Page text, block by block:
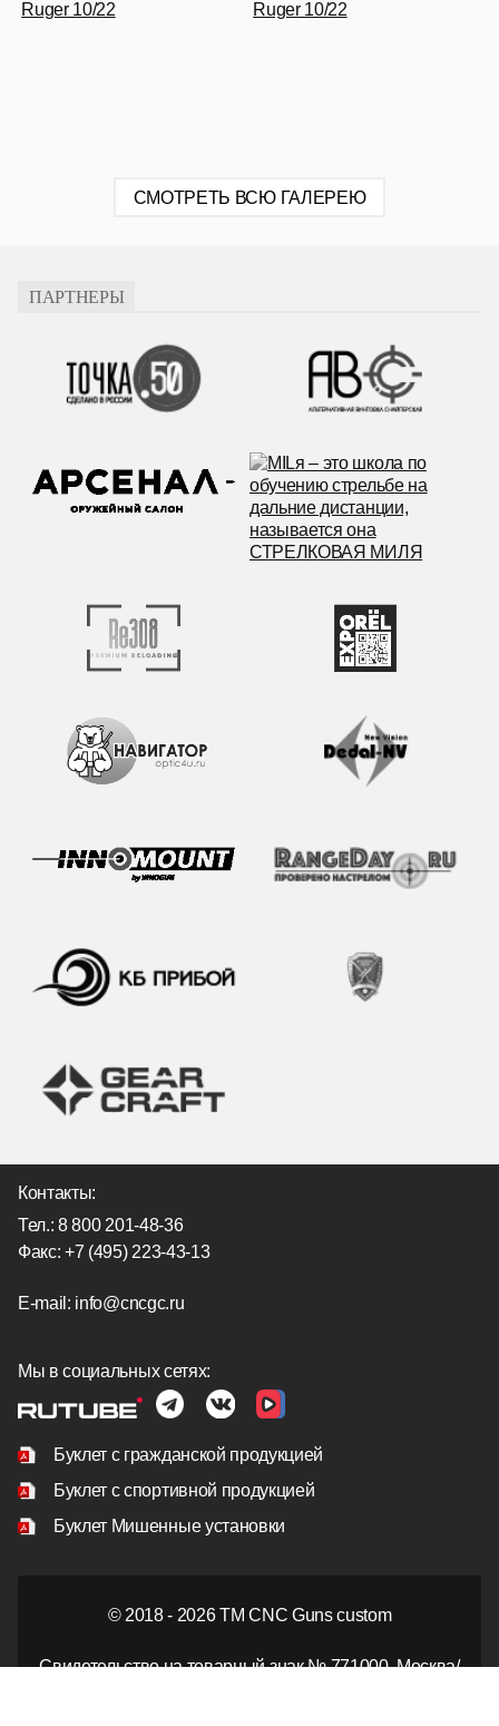
СМОТРЕТЬ ВСЮ ГАЛЕРЕЮ
ПАРТНЕРЫ
Контакты:
Тел.:8 800 201-48-36
Факс: +7 (495) 223-43-13
E-mail: info@cncgc.ru
Мы в социальных сетях:
Буклет с гражданской продукцией
Буклет с спортивной продукцией
Буклет Мишенные установки
© 2018 - 2026 TM CNC Guns custom
Свидетельство на товарный знак № 771000, Москва/